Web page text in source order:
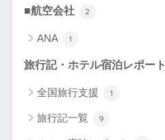
■航空会社 2
ANA 1
旅行記・ホテル宿泊レポート
全国旅行支援 1
旅行記一覧 9